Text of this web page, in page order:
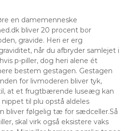
en damemenneske
bliver 20 procent bor
gravide. Heri er erg
når du afbryder samlejet i
p-piller, dog heri alene ét
bestem gestagen. Gestagen
for livmoderen bliver tyk,
at et frugtbærende luseæg kan
til plu opstå aldeles
bliver følgelig tæ for sædceller.Så
skal virk også eksistere vaks